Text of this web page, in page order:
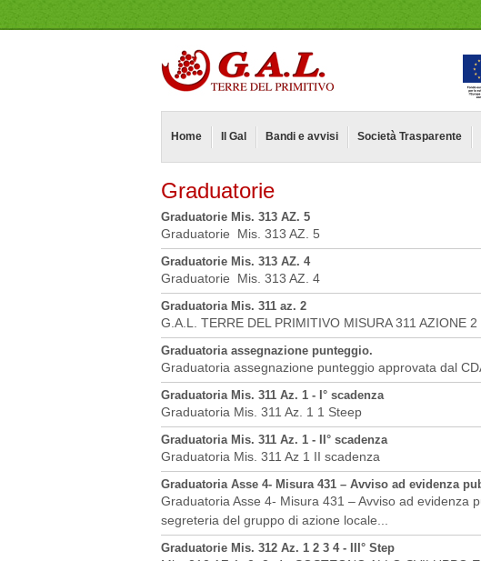
Home Il Gal Bandi e avvisi Società Trasparente
Graduatorie
Graduatorie Mis. 313 AZ. 5
Graduatorie Mis. 313 AZ. 5
Graduatorie Mis. 313 AZ. 4
Graduatorie Mis. 313 AZ. 4
Graduatoria Mis. 311 az. 2
G.A.L. TERRE DEL PRIMITIVO MISURA 311 AZIONE
Graduatoria assegnazione punteggio.
Graduatoria assegnazione punteggio approvata dal
Graduatoria Mis. 311 Az. 1 - I° scadenza
Graduatoria Mis. 311 Az. 1 1 Steep
Graduatoria Mis. 311 Az. 1 - II° scadenza
Graduatoria Mis. 311 Az 1 II scadenza
Graduatoria Asse 4- Misura 431 – Avviso ad evidenza
Graduatoria Asse 4- Misura 431 – Avviso ad evidenza
segreteria del gruppo di azione locale...
Graduatorie Mis. 312 Az. 1 2 3 4 - III° Step